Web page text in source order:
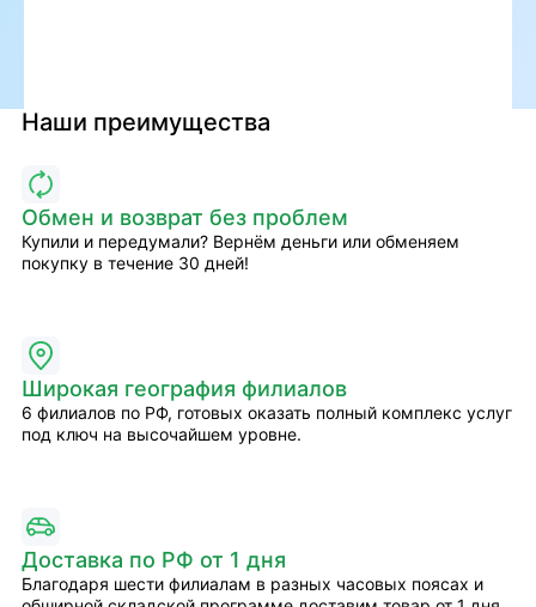
Наши преимущества
Обмен и возврат без проблем
Купили и передумали? Вернём деньги или обменяем
покупку в течение 30 дней!
Широкая география филиалов
6 филиалов по РФ, готовых оказать полный комплекс услуг
под ключ на высочайшем уровне.
Доставка по РФ от 1 дня
Благодаря шести филиалам в разных часовых поясах и